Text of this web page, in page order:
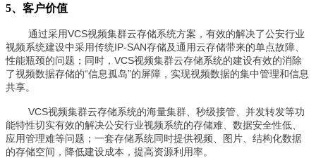
5、客户价值
通过采用VCS视频集群云存储系统方案，有效的解决了公安行业
视频系统建设中采用传统IP-SAN存储及通用云存储带来的单点故障、
性能瓶颈的问题；同时，VCS视频集群云存储系统的建设有效的消除
了视频数据存储的“信息孤岛”的屏障，实现视频数据的集中管理和信息
共享。
VCS视频集群云存储系统的海量集群、秒级接管、并发转发等功
能特性切实有效的解决公安行业视频系统的存储难、数据安全性低、
应用管理难等问题；一套存储系统同时提供视频、图片、结构化数据
的存储空间，降低建设成本，提高资源利用率。